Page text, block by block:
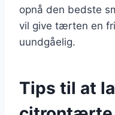
opnå den bedste
vil give tærten en
uundgåelig.
Tips til at